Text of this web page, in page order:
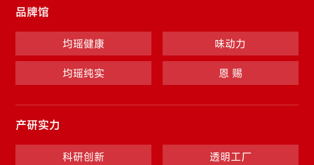
品牌馆
均瑶健康 味动力
均瑶纯实 恩 赐
产研实力
科研创新 透明工厂